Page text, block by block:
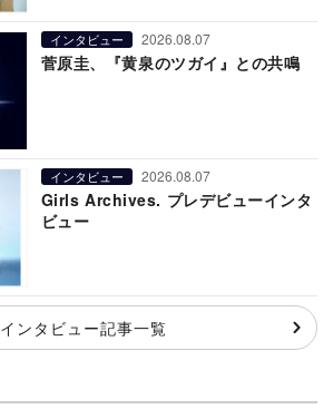
インタビュー 2026.08.07
菅原圭、『黄泉のツガイ』との共鳴
インタビュー 2026.08.07
Girls Archives. プレデビューインタ
ビュー
インタビュー記事一覧